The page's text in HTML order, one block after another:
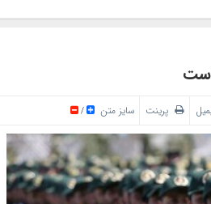
است
پرینت سایز متن /